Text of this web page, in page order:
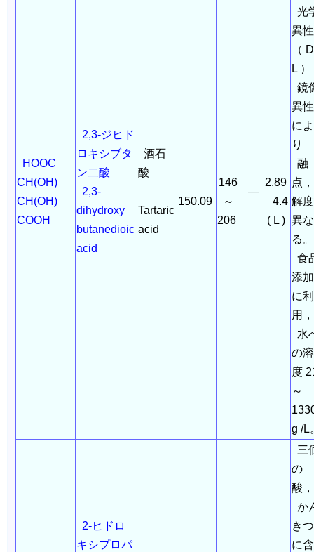
HOOC
CH(OH)
CH(OH)
COOH
2,3-ジヒド
ロキシブタ
ン二酸
2,3-
dihydroxy
butanedioic
acid
酒石
酸
Tartaric
acid
150.09
146
～
206
―
2.89
4.4
( L )
光
異
（
L
鏡
異
によ
り
融
点
解
異な
る
食
添
に利
用
水
の
度
～
g /L
2-ヒドロ
キシプロパ
三
の
酸
か
き
に